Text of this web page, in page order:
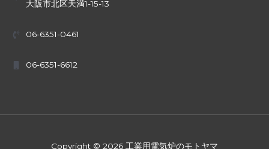
大阪市北区天満1-15-13
06-6351-0461
06-6351-6612
Copyright © 2026 工業用電気炉のモトヤマ